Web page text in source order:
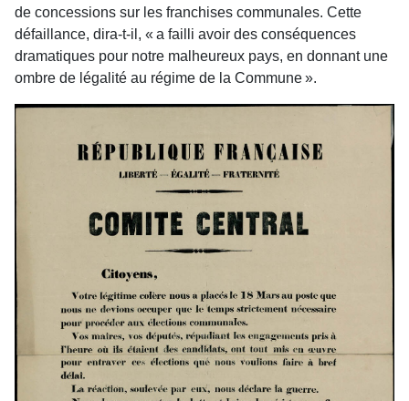
de concessions sur les franchises communales. Cette
défaillance, dira-t-il, « a failli avoir des conséquences
dramatiques pour notre malheureux pays, en donnant une
ombre de légalité au régime de la Commune ».